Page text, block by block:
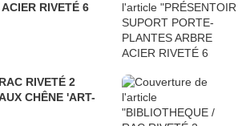
RIVETÉ 6
RIVETÉ 2
CHÊNE 'ART-